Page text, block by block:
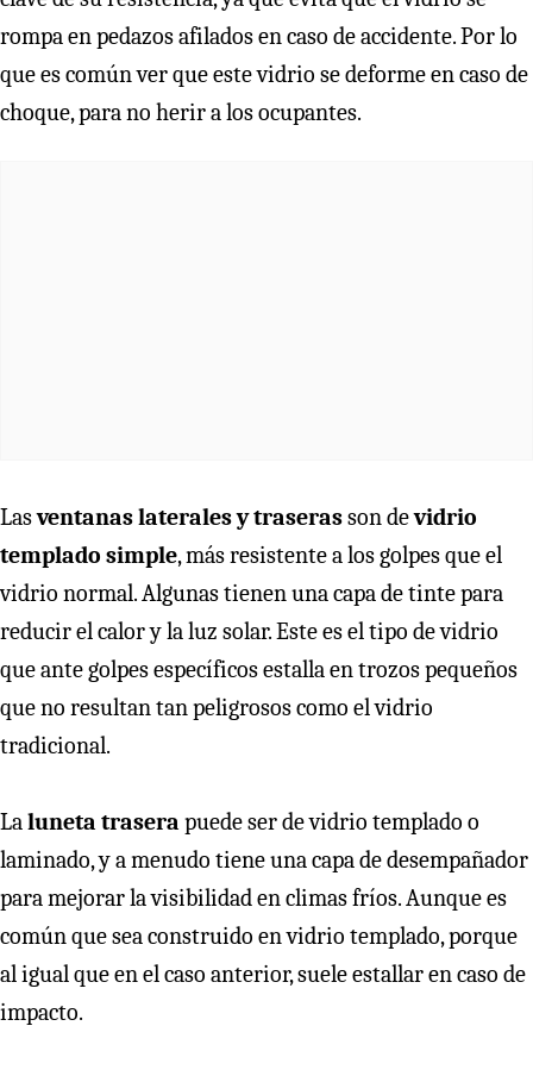
rompa en pedazos afilados en caso de accidente. Por lo
que es común ver que este vidrio se deforme en caso de
choque, para no herir a los ocupantes.
Lasventanas laterales y traserasson devidrio
templado simple, más resistente a los golpes que el
vidrio normal. Algunas tienen una capa de tinte para
reducir el calor y la luz solar. Este es el tipo de vidrio
que ante golpes específicos estalla en trozos pequeños
que no resultan tan peligrosos como el vidrio
tradicional.
Laluneta trasera puede ser de vidrio templado o
laminado, y a menudo tiene una capa de desempañador
para mejorar la visibilidad en climas fríos. Aunque es
común que sea construido en vidrio templado, porque
al igual que en el caso anterior, suele estallar en caso de
impacto.